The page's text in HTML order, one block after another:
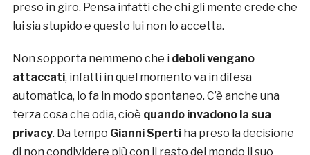
preso in giro. Pensa infatti che chi gli mente crede che
lui sia stupido e questo lui non lo accetta.
Non sopporta nemmeno che i deboli vengano
attaccati, infatti in quel momento va in difesa
automatica, lo fa in modo spontaneo. C’è anche una
terza cosa che odia, cioè quando invadono la sua
privacy. Da tempo Gianni Sperti ha preso la decisione
di non condividere più con il resto del mondo il suo